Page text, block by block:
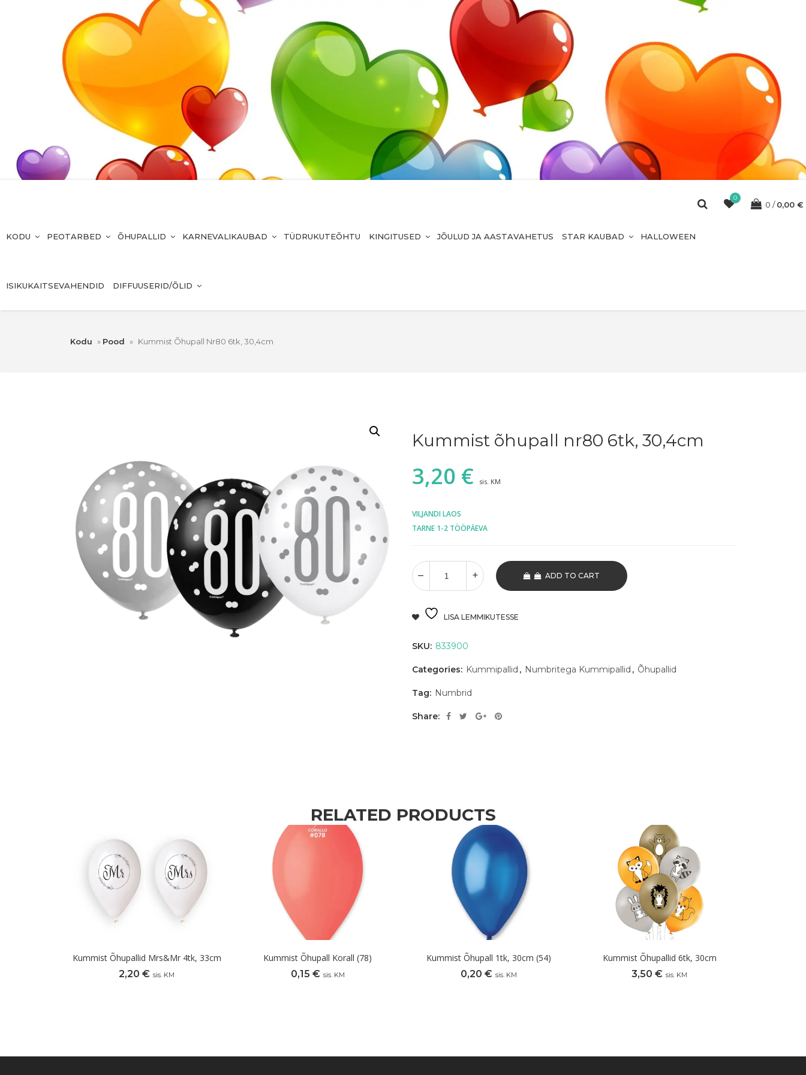
0
0 0,00 €
KODU PEOTARBED ÕHUPALLID KARNEVALIKAUBAD TÜDRUKUTEÕHTU KINGITUSED JÕULUD JA AASTAVAHETUS STAR KAUBAD HALLOWEEN
ISIKUKAITSEVAHENDID DIFFUUSERID/ÕLID
Kodu » Pood » Kummist Õhupall Nr80 6tk, 30,4cm
Kummist õhupall nr80 6tk, 30,4cm
3,20 € sis. KM
VILJANDI LAOS
TARNE 1-2 TÖÖPÄEVA
ADD TO CART
LISA LEMMIKUTESSE
SKU: 833900
Categories: Kummipallid , Numbritega Kummipallid , Õhupallid
Tag: Numbrid
Share:
RELATED PRODUCTS
Kummist Õhupallid Mrs&Mr 4tk, 33cm
2,20 € sis. KM
Kummist Õhupall Korall (78)
0,15 € sis. KM
Kummist Õhupall 1tk, 30cm (54)
0,20 € sis. KM
Kummist Õhupallid 6tk, 30cm
3,50 € sis. KM